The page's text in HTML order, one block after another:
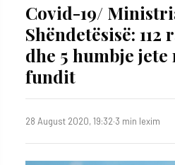
Covid-19/
Shëndetësisë: 112
dhe 5 humbje jete
fundit
28 August 2020, 19:32·3 min lexim